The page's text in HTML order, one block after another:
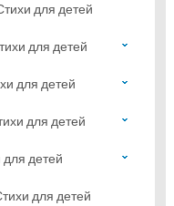
для детей
для детей
для детей
для детей
для детей
для детей